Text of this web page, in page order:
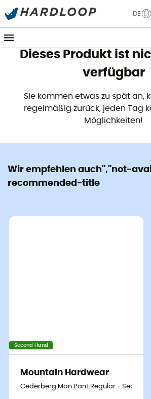
DE
Sommerangebote🔥 -5% EXTRA ab
Dieses Produkt ist
verfügbar
Sie kommen etwas zu spät an,
regelmäßig zurück, jeden Tag
Möglichkeiten!
Wir empfehlen auch","not-
recommended-title
Second Hand
Mountain Hardwear
Cederberg Man Pant Regular - Second